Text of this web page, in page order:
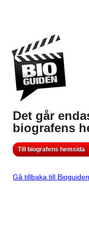
Det går
biografens
Till biografens hemsida
Gå tillbaka till Bioguiden